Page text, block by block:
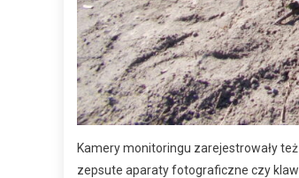
Kamery monitoringu zarejestrowały
zepsute aparaty fotograficzne czy